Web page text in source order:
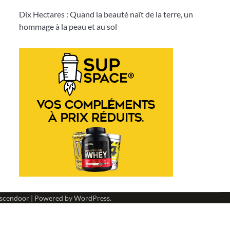
Dix Hectares : Quand la beauté naît de la terre, un
hommage à la peau et au sol
| Powered byWordPress.